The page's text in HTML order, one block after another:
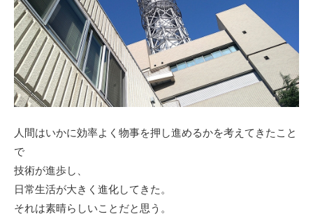
人間はいかに効率よく物事を押し進めるかを考えてきたこと
で
技術が進歩し、
日常生活が大きく進化してきた。
それは素晴らしいことだと思う。